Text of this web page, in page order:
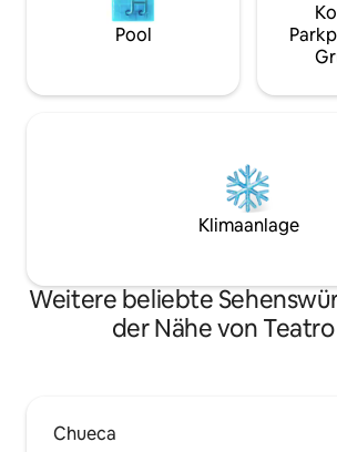
Pool
Klimaanlage
Weitere beliebte
der Nähe von Teatro
Chueca